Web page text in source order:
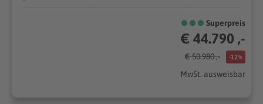
Superpreis
€ 44.790 ,-
€ 50.980 ,- -12%
MwSt. ausweisbar